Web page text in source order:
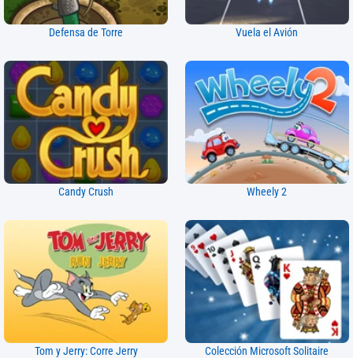
Defensa de Torre Vuela el Avión
Candy Crush Wheely 2
Tom y Jerry: Corre Jerry Colección Microsoft Solitaire